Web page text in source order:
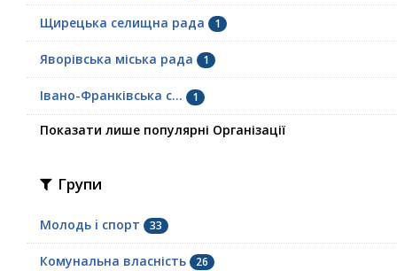
Щирецька селищна рада 1
Яворівська міська рада 1
Івано-Франківська с... 1
Показати лише популярні Організації
Групи
Молодь i спорт 33
Комунальна власність 26